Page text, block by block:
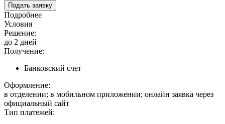
Подать заявку
Подробнее
Условия
Решение:
до 2 дней
Получение:
Банковский счет
Оформление:
в отделении; в мобильном приложении; онлайн заявка через
официальный сайт
Тип платежей: